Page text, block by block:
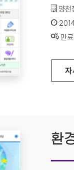
기관
양천
인증
상태 :
만료
자
환